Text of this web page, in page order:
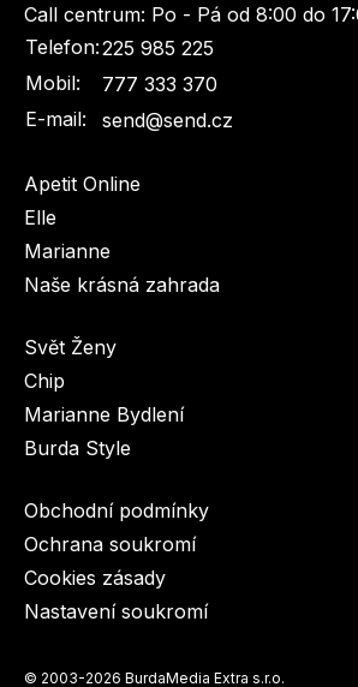
Sudoku a křížovky
Dětské časopisy
Burda Best of
Call centrum: Po - Pá od 8:00 do
Telefon:225 985 225
Mobil:
777 333 370
E-mail:
send@send.cz
Apetit Online
Elle
Marianne
Naše krásná zahrada
Svět Ženy
Chip
Marianne Bydlení
Burda Style
Obchodní podmínky
Ochrana soukromí
Cookies zásady
Nastavení soukromí
© 2003-2026 BurdaMedia Extra s.r.o.